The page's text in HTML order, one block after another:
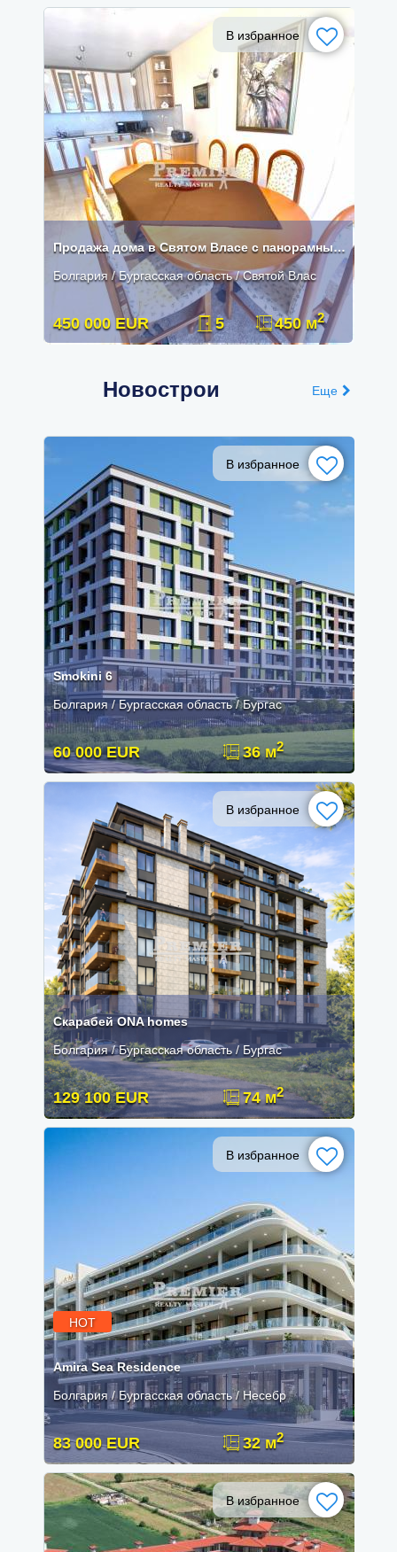
В избранное
Продажа дома в Святом Власе с панорамным видом на море
Болгария / Бургасская область / Святой Влас
450 000 EUR 5 450 м2
Еще
Новострои
В избранное
Smokini 6
Болгария / Бургасская область / Бургас
60 000 EUR 36 м2
В избранное
Скарабей ONA homes
Болгария / Бургасская область / Бургас
129 100 EUR 74 м2
В избранное
HOT
Amira Sea Residence
Болгария / Бургасская область / Несебр
83 000 EUR 32 м2
В избранное